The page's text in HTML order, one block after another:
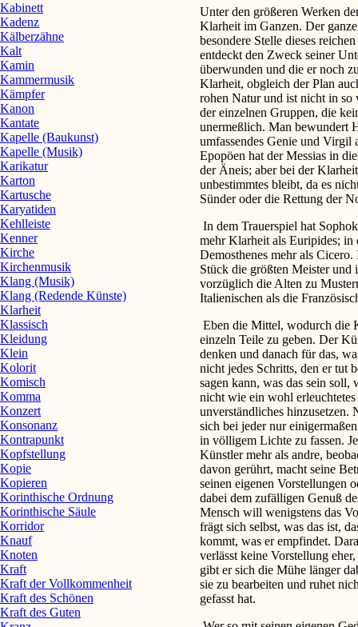
Unter den größeren Werken
Klarheit im Ganzen. Der
besondere Stelle dieses
entdeckt den Zweck seiner
überwunden und die er noch
Klarheit, obgleich der Plan
rohen Natur und ist nicht in so
der einzelnen Gruppen, die
unermeßlich. Man bewundert
umfassendes Genie und Virgil
Epopöen hat der Messias in
der Äneis; aber bei der
unbestimmtes bleibt, da es
Sünder oder die Rettung der
In dem Trauerspiel hat
mehr Klarheit als Euripides; in
Demosthenes mehr als
Stück die größten Meister
vorzüglich die Alten zu
Italienischen als die
Eben die Mittel, wodurch die
einzeln Teile zu geben. Der
denken und danach für das,
nicht jedes Schritts, den er tut
sagen kann, was das sein soll,
nicht wie ein wohl
unverständliches hinzusetzen.
sich bei jeder nur
in völligem Lichte zu fassen.
Künstler mehr als andre,
davon gerührt, macht seine
seinen eigenen Vorstellungen
dabei dem zufälligen Genuß
Mensch will wenigstens das
frägt sich selbst, was das ist,
kommt, was er empfindet.
verlässt keine Vorstellung
gibt er sich die Mühe länger
sie zu bearbeiten und ruhet
gefasst hat.
Kabinett
Kadenz
Kälberzähne
Kalt
Kamin
Kammermusik
Kämpfer
Kanon
Kantate
Kapelle (Baukunst)
Kapelle (Musik)
Karikatur
Karton
Kartusche
Karyatiden
Kehlleiste
Kenner
Kirche
Kirchenmusik
Klang (Musik)
Klang (Redende Künste)
Klarheit
Klassisch
Kleidung
Klein
Kolorit
Komisch
Komma
Konzert
Konsonanz
Kontrapunkt
Kopfstellung
Kopie
Kopieren
Korinthische Ordnung
Korinthische Säule
Korridor
Knauf
Knoten
Kraft
Kraft der Vollkommenheit
Kraft des Schönen
Kraft des Guten